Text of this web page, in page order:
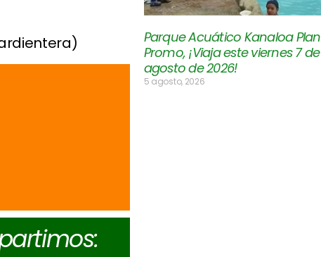
Parque Acuático Kanaloa Plan
Promo, ¡Viaja este viernes 7 de
agosto de 2026!
5 agosto, 2026